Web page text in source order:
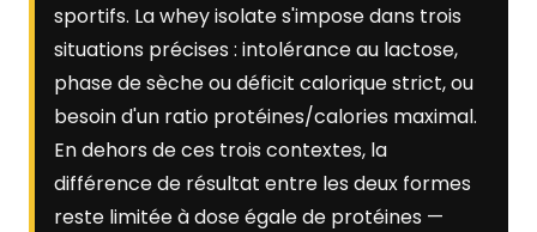
sportifs. La whey isolate s'impose dans trois
situations précises : intolérance au lactose,
phase de sèche ou déficit calorique strict, ou
besoin d'un ratio protéines/calories maximal.
En dehors de ces trois contextes, la
différence de résultat entre les deux formes
reste limitée à dose égale de protéines —